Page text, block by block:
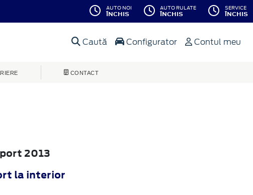
AUTO NOI
ÎNCHIS
AUTO RULATE
ÎNCHIS
SERVICE
ÎNCHIS
Caută Configurator Contul meu
CONTACT
2013
la interior